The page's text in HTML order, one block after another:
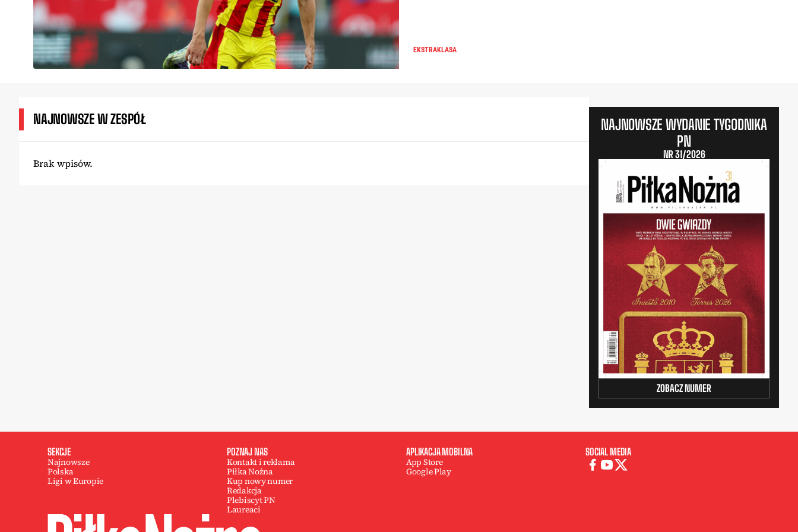
EKSTRAKLASA
NAJNOWSZE W ZESPÓŁ
Brak wpisów.
NAJNOWSZE WYDANIE TYGODNIKA
PN
NR 31/2026
ZOBACZ NUMER
SEKCJE
Najnowsze
Polska
Ligi w Europie
POZNAJ NAS
Kontakt i reklama
Piłka Nożna
Kup nowy numer
Redakcja
Plebiscyt PN
Laureaci
APLIKACJA MOBILNA
App Store
Google Play
SOCIAL MEDIA